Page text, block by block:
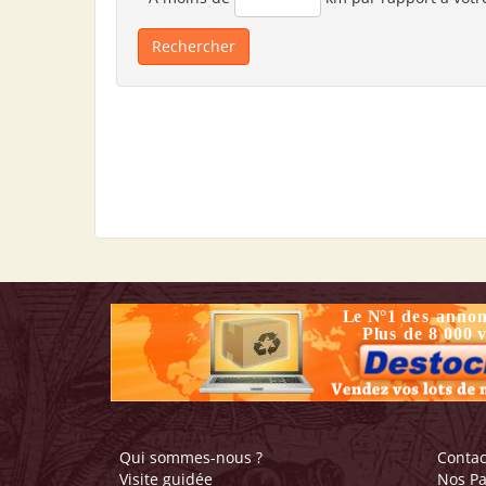
Qui sommes-nous ?
Visite guidée
Nos